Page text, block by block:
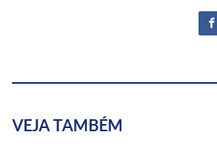
VEJA TAMBÉM